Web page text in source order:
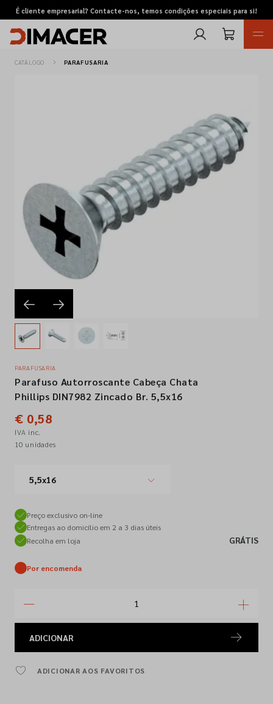
É cliente empresarial? Contacte-nos, temos condições especiais para si!
Pedidos de cotação
Marcas
Favoritos
Empresa
Contactos
Siga-nos nas redes sociais
CATÁLOGO PARAFUSARIA
PARAFUSARIA
Parafuso Autorroscante Cabeça Chata
Phillips DIN7982 Zincado Br. 5,5x16
€ 0,58
IVA inc.
10 unidades
5,5x16
Preço exclusivo on-line
Entregas ao domicílio em 2 a 3 dias úteis
Recolha em loja
GRÁTIS
Por encomenda
ADICIONAR
ADICIONAR AOS FAVORITOS